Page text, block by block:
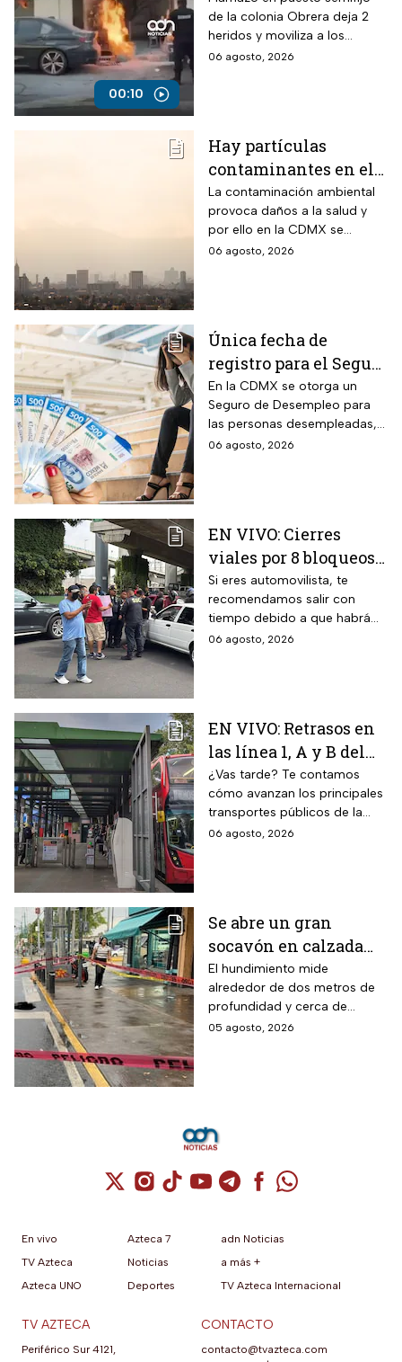
00:10
semifijo que dejó
heridos
de la colonia Obrera deja 2
heridos y moviliza a los
servicios de emergencia en
06 agosto, 2026
Hay partículas
contaminantes en el
ambiente; así está la
calidad del aire hoy
en CDMX
La contaminación ambiental
provoca daños a la salud y
por ello en la CDMX se
monitorea la calidad del aire
06 agosto, 2026
Única fecha de
registro para el Seguro
de Desempleo en
CDMX que da 3 mil
566 pesos
En la CDMX se otorga un
Seguro de Desempleo para
las personas desempleadas,
así que si perdiste tu trabajo
06 agosto, 2026
EN VIVO: Cierres
viales por 8 bloqueos
en CDMX hoy
Si eres automovilista, te
recomendamos salir con
tiempo debido a que habrá
cierres viales por
06 agosto, 2026
EN VIVO: Retrasos en
las línea 1, A y B del
Metro CDMX;
Metrobús sin
contratiempos hoy
jueves 6 de agosto
¿Vas tarde? Te contamos
cómo avanzan los principales
transportes públicos de la
capital durante este jueves.
06 agosto, 2026
Se abre un gran
socavón en calzada
Taxqueña tras paso de
Trolebús
El hundimiento mide
alrededor de dos metros de
profundidad y cerca de
cuatro metros de diámetro.
05 agosto, 2026
Cuenta de X / Twitter (se abre en una
Cuenta de Instagram (se abre en una
Cuenta de TikTok (se abre en
Cuenta de YouTube (se abre
Cuenta de Telegram (se
Cuenta de
Cuenta de
En vivo
TV Azteca
Azteca UNO
Azteca 7
Noticias
Deportes
adn Noticias
a más +
TV Azteca Internacional
TV AZTECA
Periférico Sur 4121,
CONTACTO
contacto@tvazteca.com